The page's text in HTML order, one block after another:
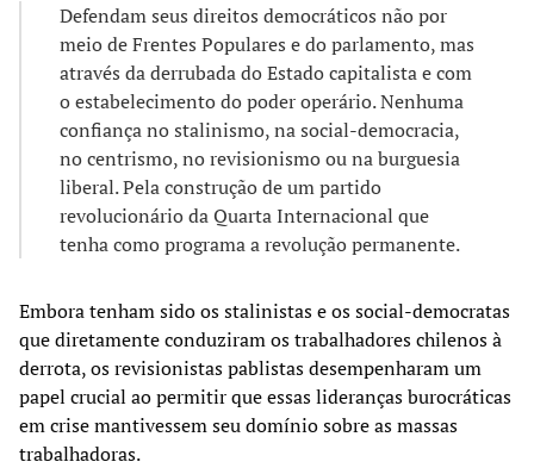
Defendam seus direitos democráticos não por
meio de Frentes Populares e do parlamento, mas
através da derrubada do Estado capitalista e com
o estabelecimento do poder operário. Nenhuma
confiança no stalinismo, na social-democracia,
no centrismo, no revisionismo ou na burguesia
liberal. Pela construção de um partido
revolucionário da Quarta Internacional que
tenha como programa a revolução permanente.
Embora tenham sido os stalinistas e os social-democratas
que diretamente conduziram os trabalhadores chilenos à
derrota, os revisionistas pablistas desempenharam um
papel crucial ao permitir que essas lideranças burocráticas
em crise mantivessem seu domínio sobre as massas
trabalhadoras.